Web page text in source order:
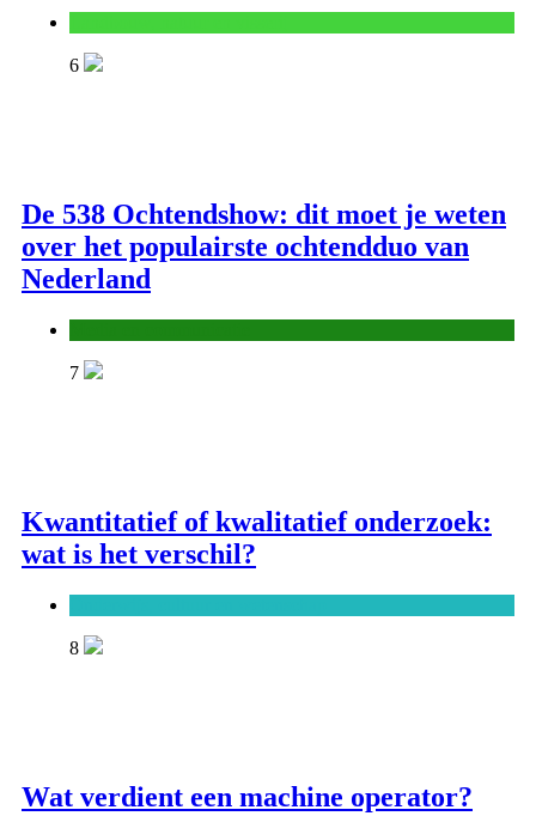
6
De 538 Ochtendshow: dit moet je weten
over het populairste ochtendduo van
Nederland
7
Kwantitatief of kwalitatief onderzoek:
wat is het verschil?
8
Wat verdient een machine operator?